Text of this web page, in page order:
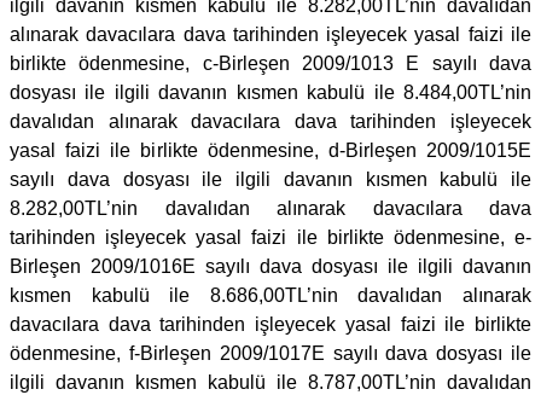
ilgili davanın kısmen kabulü ile 8.282,00TL’nin davalıdan
alınarak davacılara dava tarihinden işleyecek yasal faizi ile
birlikte ödenmesine, c-Birleşen 2009/1013 E sayılı dava
dosyası ile ilgili davanın kısmen kabulü ile 8.484,00TL’nin
davalıdan alınarak davacılara dava tarihinden işleyecek
yasal faizi ile birlikte ödenmesine, d-Birleşen 2009/1015E
sayılı dava dosyası ile ilgili davanın kısmen kabulü ile
8.282,00TL’nin davalıdan alınarak davacılara dava
tarihinden işleyecek yasal faizi ile birlikte ödenmesine, e-
Birleşen 2009/1016E sayılı dava dosyası ile ilgili davanın
kısmen kabulü ile 8.686,00TL’nin davalıdan alınarak
davacılara dava tarihinden işleyecek yasal faizi ile birlikte
ödenmesine, f-Birleşen 2009/1017E sayılı dava dosyası ile
ilgili davanın kısmen kabulü ile 8.787,00TL’nin davalıdan